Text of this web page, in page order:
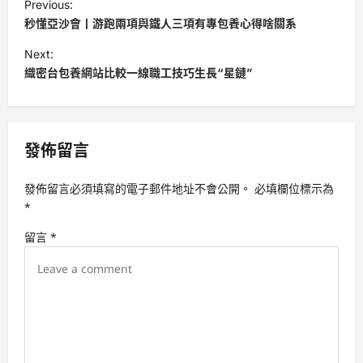
o
s
t
v
g
t
Previous:
秒懂亞沙會丨游跑兩項與鐵人三項有專包養心得啥關系
Next:
織密台包養網站比較一線職工技巧生長“星鏈”
發佈留言
發佈留言必須填寫的電子郵件地址不會公開。 必填欄位標示為
*
留言 *